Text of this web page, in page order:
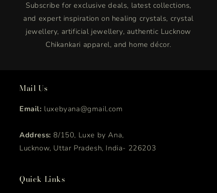
Subscribe for exclusive deals, latest collections,
and expert inspiration on healing crystals, crystal
jewellery, artificial jewellery, authentic Lucknow
Chikankari apparel, and home décor.
Mail Us
Email: luxebyana@gmail.com
Address: 8/150, Luxe by Ana,
Lucknow, Uttar Pradesh, India- 226203
Quick Links